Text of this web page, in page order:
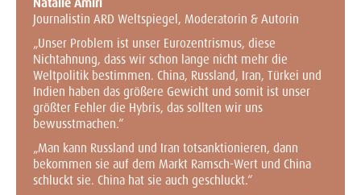
Journalistin ARD Weltspiegel, Moderatorin & Autorin
„Unser Problem ist unser Eurozentrismus, diese
Nichtahnung, dass wir schon lange nicht mehr die
Weltpolitik bestimmen. China, Russland, Iran, Türkei und
Indien haben das größere Gewicht und somit ist unser
größter Fehler die Hybris, das sollten wir uns
bewusstmachen.“
„Man kann Russland und Iran totsanktionieren, dann
bekommen sie auf dem Markt Ramsch-Wert und China
schluckt sie. China hat sie auch geschluckt.“